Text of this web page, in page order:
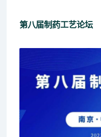
第八届制药工艺论坛